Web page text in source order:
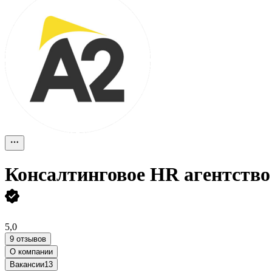
Консалтинговое HR
5,0
9 отзывов
О компании
Вакансии13